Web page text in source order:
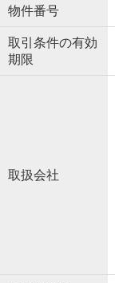
物件番号
取引条件の有効
期限
取扱会社